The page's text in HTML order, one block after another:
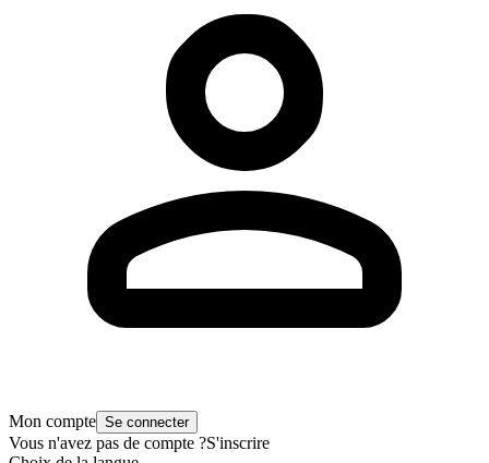
Mon compte Se connecter
Vous n'avez pas de compte ?S'inscrire